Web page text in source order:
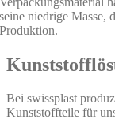
seine niedrige Masse,
Produktion.
Bei swissplast
Kunststoffteile für